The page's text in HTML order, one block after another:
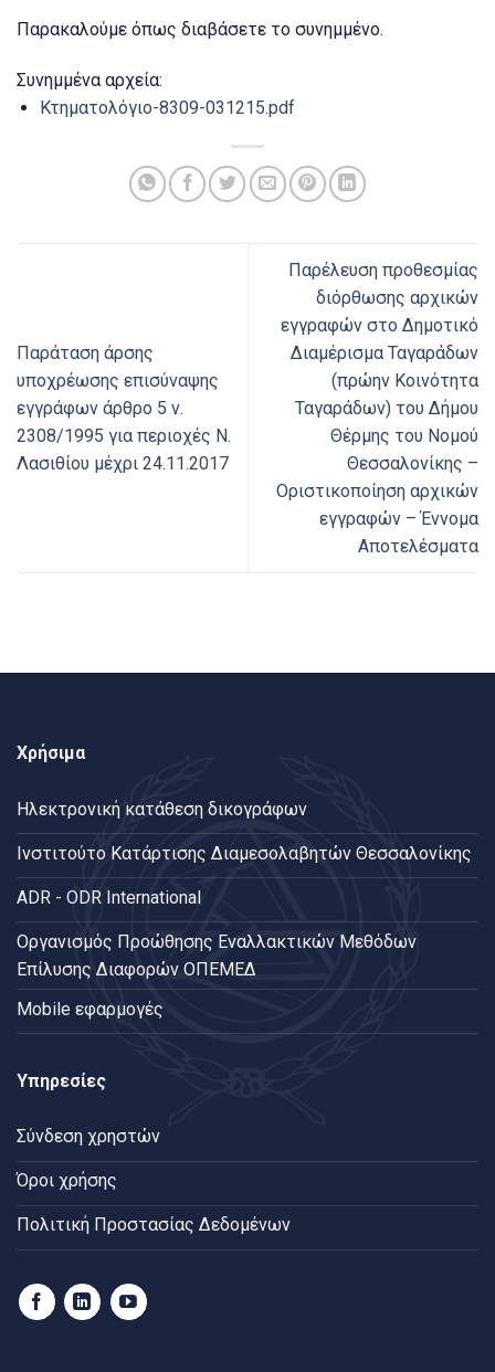
Παρακαλούμε όπως διαβάσετε το συνημμένο.
Συνημμένα αρχεία:
Κτηματολόγιο-8309-031215.pdf
Παράταση άρσης
υποχρέωσης επισύναψης
εγγράφων άρθρο 5 ν.
2308/1995 για περιοχές Ν.
Λασιθίου μέχρι 24.11.2017
Παρέλευση προθεσμίας
διόρθωσης αρχικών
εγγραφών στο Δημοτικό
Διαμέρισμα Ταγαράδων
(πρώην Κοινότητα
Ταγαράδων) του Δήμου
Θέρμης του Νομού
Θεσσαλονίκης –
Οριστικοποίηση αρχικών
εγγραφών – Έννομα
Αποτελέσματα
Χρήσιμα
Ηλεκτρονική κατάθεση δικογράφων
Ινστιτούτο Κατάρτισης Διαμεσολαβητών Θεσσαλονίκης
ADR - ODR International
Oργανισμός Προώθησης Εναλλακτικών Μεθόδων
Επίλυσης Διαφορών ΟΠΕΜΕΔ
Mobile εφαρμογές
Υπηρεσίες
Σύνδεση χρηστών
Όροι χρήσης
Πολιτική Προστασίας Δεδομένων